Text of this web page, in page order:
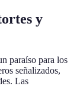
y
paraíso para los
señalizados,
Las